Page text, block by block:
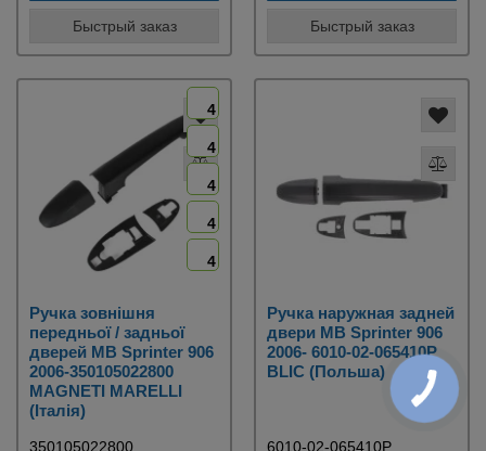
Быстрый заказ Быстрый заказ
4
4
4
4
4
Ручка зовнішня
передньої / задньої
дверей MB Sprinter 906
2006-350105022800
MAGNETI MARELLI
(Італія)
350105022800
Ручка наружная задней
двери MB Sprinter 906
2006- 6010-02-065410P
BLIC (Польша)
6010-02-065410P